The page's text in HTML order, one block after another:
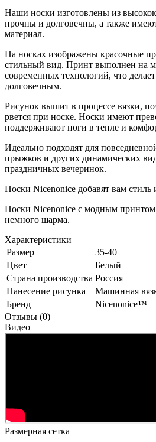
Наши носки изготовлены из
прочны и долговечны, а также
материал.
На носках изображены красочные
стильный вид. Принт выполнен на
современных технологий, что
долговечным.
Рисунок вышит в процессе вязки,
рвется при носке. Носки имеют
поддерживают ноги в тепле и
Идеально подходят для
прыжков и других динамических
праздничных вечеринок.
Носки Nicenonice добавят вам стиль
Носки Nicenonice с модным принтом
немного шарма.
Характеристики
Размер
35-40
Цвет
Белый
Страна производства Россия
Нанесение рисунка
Машинная
Бренд
Nicenonice™
Отзывы (0)
Видео
Размерная сетка